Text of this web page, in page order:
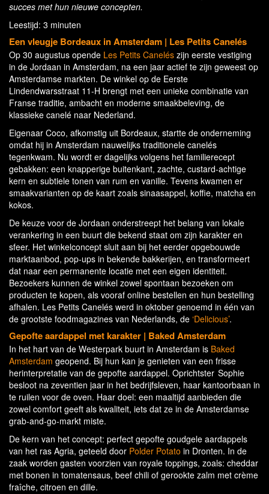
succes met hun nieuwe concepten.
Leestijd: 3 minuten
Een vleugje Bordeaux in Amsterdam | Les Petits Canelés
Op 30 augustus opende Les Petits Canelés zijn eerste vestiging
in de Jordaan in Amsterdam, na een jaar actief te zijn geweest op
Amsterdamse markten. De winkel op de Eerste
Lindendwarsstraat 11-H brengt met een unieke combinatie van
Franse traditie, ambacht en moderne smaakbeleving, de
klassieke canelé naar Nederland.
Eigenaar Coco, afkomstig uit Bordeaux, startte de onderneming
omdat hij in Amsterdam nauwelijks traditionele canelés
tegenkwam. Nu wordt er dagelijks volgens het familierecept
gebakken: een knapperige buitenkant, zachte, custard-achtige
kern en subtiele tonen van rum en vanille. Tevens kwamen er
smaakvarianten op de kaart zoals sinaasappel, koffie, matcha en
kokos.
De keuze voor de Jordaan onderstreept het belang van lokale
verankering in een buurt die bekend staat om zijn karakter en
sfeer. Het winkelconcept sluit aan bij het eerder opgebouwde
marktaanbod, pop-ups in bekende bakkerijen, en transformeert
dat naar een permanente locatie met een eigen identiteit.
Bezoekers kunnen de winkel zowel spontaan bezoeken om
producten te kopen, als vooraf online bestellen en hun bestelling
afhalen. Les Petits Canelés werd in oktober genoemd in één van
de grootste foodmagazines van Nederlands, de ‘Delicious’.
Gepofte aardappel met karakter | Baked Amsterdam
In het hart van de Westerpark buurt in Amsterdam is Baked
Amsterdam geopend. Bij hun kan je genieten van een frisse
herinterpretatie van de gepofte aardappel. Oprichtster Sophie
besloot na zeventien jaar in het bedrijfsleven, haar kantoorbaan in
te ruilen voor de oven. Haar doel: een maaltijd aanbieden die
zowel comfort geeft als kwaliteit, iets dat ze in de Amsterdamse
grab‑and‑go‑markt miste.
De kern van het concept: perfect gepofte goudgele aardappels
van het ras Agria, geteeld door Polder Potato in Dronten. In de
zaak worden gasten voorzien van royale toppings, zoals: cheddar
met bonen in tomatensaus, beef chili of gerookte zalm met crème
fraîche, citroen en dille.